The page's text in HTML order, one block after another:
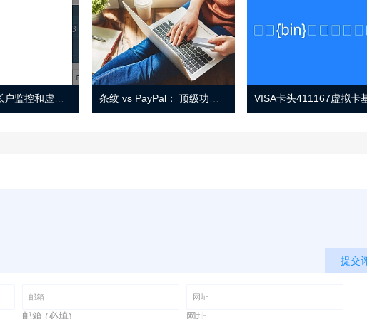
提交
邮箱 (必填) 网址